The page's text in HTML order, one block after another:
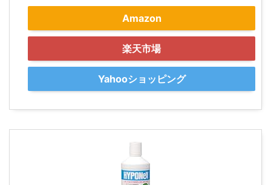
Amazon
楽天市場
Yahooショッピング